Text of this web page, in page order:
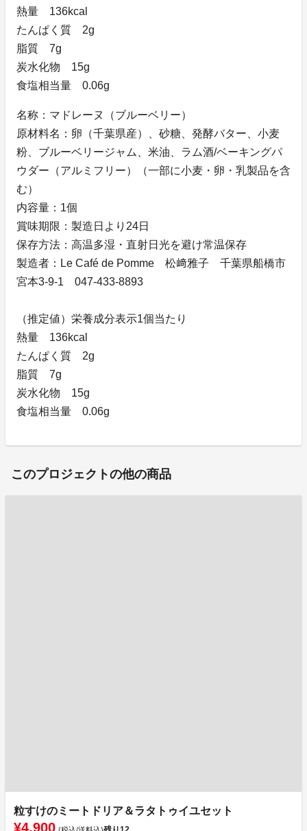
熱量 136kcal
たんぱく質 2g
脂質 7g
炭水化物 15g
食塩相当量 0.06g
名称：マドレーヌ（ブルーベリー）
原材料名：卵（千葉県産）、砂糖、発酵バター、小麦
粉、ブルーベリージャム、米油、ラム酒/ベーキングパ
ウダー（アルミフリー）（一部に小麦・卵・乳製品を含
む）
内容量：1個
賞味期限：製造日より24日
保存方法：高温多湿・直射日光を避け常温保存
製造者：Le Café de Pomme 松﨑雅子 千葉県船橋市
宮本3-9-1 047-433-8893
（推定値）栄養成分表示1個当たり
熱量 136kcal
たんぱく質 2g
脂質 7g
炭水化物 15g
食塩相当量 0.06g
このプロジェクトの他の商品
粒すけのミートドリア＆ラタトゥイユセット
¥4,900